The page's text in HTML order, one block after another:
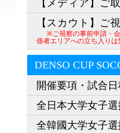
【メディア】ご
【スカウト】ご
※ご視察の事前申請・
係者エリアへの立ち入りは
DENSO CUP
開催要項・試合
全日本大学女子
全韓國大学女子